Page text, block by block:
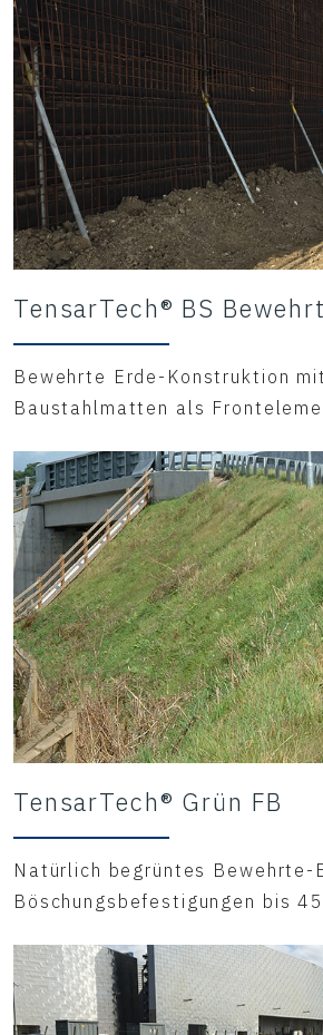
TensarTech® BS
Bewehrte Erde-Konstruktion mit
Baustahlmatten als
TensarTech® Grün FB
Natürlich begrüntes Bewehrte-
Böschungsbefestigungen bis